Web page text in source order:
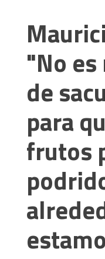
"No
de
para
frutos